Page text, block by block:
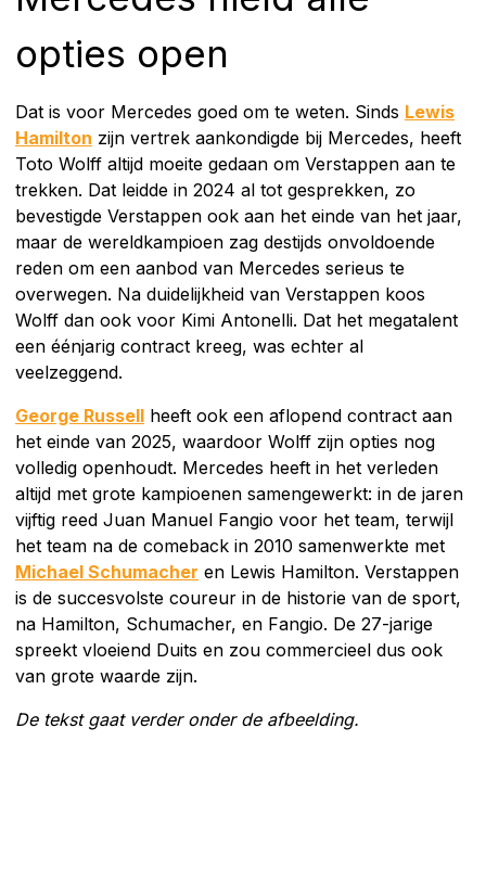
opties open
Dat is voor Mercedes goed om te weten. Sinds Lewis
Hamilton zijn vertrek aankondigde bij Mercedes, heeft
Toto Wolff altijd moeite gedaan om Verstappen aan te
trekken. Dat leidde in 2024 al tot gesprekken, zo
bevestigde Verstappen ook aan het einde van het jaar,
maar de wereldkampioen zag destijds onvoldoende
reden om een aanbod van Mercedes serieus te
overwegen. Na duidelijkheid van Verstappen koos
Wolff dan ook voor Kimi Antonelli. Dat het megatalent
een éénjarig contract kreeg, was echter al
veelzeggend.
George Russell heeft ook een aflopend contract aan
het einde van 2025, waardoor Wolff zijn opties nog
volledig openhoudt. Mercedes heeft in het verleden
altijd met grote kampioenen samengewerkt: in de jaren
vijftig reed Juan Manuel Fangio voor het team, terwijl
het team na de comeback in 2010 samenwerkte met
Michael Schumacher en Lewis Hamilton. Verstappen
is de succesvolste coureur in de historie van de sport,
na Hamilton, Schumacher, en Fangio. De 27-jarige
spreekt vloeiend Duits en zou commercieel dus ook
van grote waarde zijn.
De tekst gaat verder onder de afbeelding.